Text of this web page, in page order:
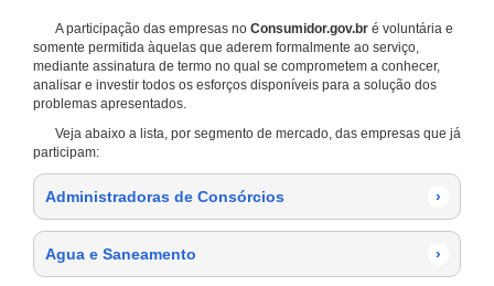
A participação das empresas no Consumidor.gov.br é voluntária e
somente permitida àquelas que aderem formalmente ao serviço,
mediante assinatura de termo no qual se comprometem a conhecer,
analisar e investir todos os esforços disponíveis para a solução dos
problemas apresentados.
Veja abaixo a lista, por segmento de mercado, das empresas que já
participam:
Administradoras de Consórcios ›
Agua e Saneamento ›